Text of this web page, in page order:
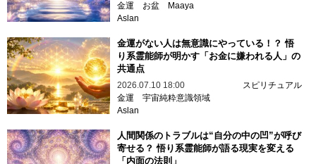
金運
お盆
Maaya
Aslan
金運がない人は無意識にやっている！？ 悟
り系霊能師が明かす「お金に嫌われる人」の
共通点
2026.07.10 18:00
スピリチュアル
金運 宇宙純粋意識領域
Aslan
人間関係のトラブルは“自分の中の凹”が呼び
寄せる？ 悟り系霊能師が語る現実を変える
「内面の法則」